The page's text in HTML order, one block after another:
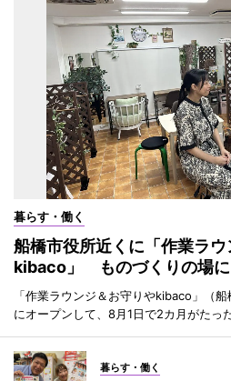
暮らす・働く
船橋市役所近くに「作業ラ
kibaco」 ものづくりの場に
「作業ラウンジ＆お守りやkibaco」（
にオープンして、8月1日で2カ月がたった
暮らす・働く